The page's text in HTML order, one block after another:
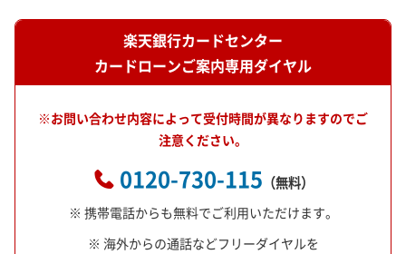
楽天銀行カードセンター
カードローンご案内専用ダイヤル
※お問い合わせ内容によって受付時間が異なりますのでご
注意ください。
0120-730-115 （無料）
※ 携帯電話からも無料でご利用いただけます。
※ 海外からの通話などフリーダイヤルを